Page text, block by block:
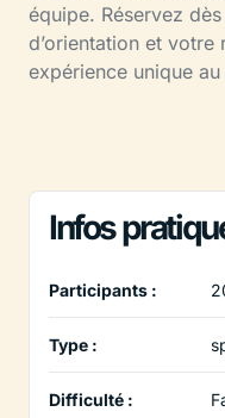
équipe. Réservez
d’orientation et
expérience unique
Infos
Participants :
Type :
Difficulté :